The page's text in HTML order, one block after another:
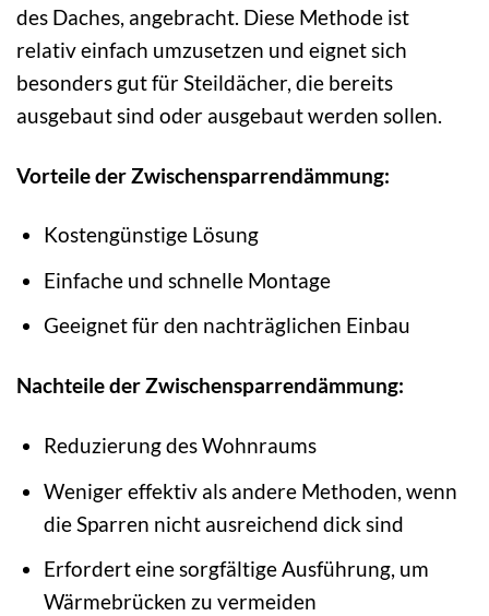
des Daches, angebracht. Diese Methode ist
relativ einfach umzusetzen und eignet sich
besonders gut für Steildächer, die bereits
ausgebaut sind oder ausgebaut werden sollen.
Vorteile der Zwischensparrendämmung:
Kostengünstige Lösung
Einfache und schnelle Montage
Geeignet für den nachträglichen Einbau
Nachteile der Zwischensparrendämmung:
Reduzierung des Wohnraums
Weniger effektiv als andere Methoden, wenn
die Sparren nicht ausreichend dick sind
Erfordert eine sorgfältige Ausführung, um
Wärmebrücken zu vermeiden